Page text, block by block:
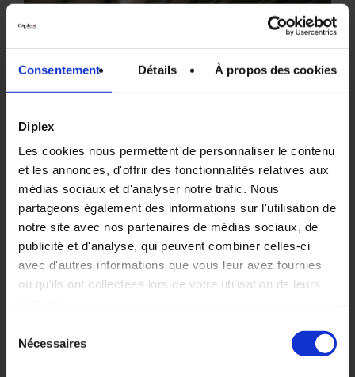
Consentement Détails À propos des cookies
Diplex
Les cookies nous permettent de personnaliser le contenu
et les annonces, d'offrir des fonctionnalités relatives aux
médias sociaux et d'analyser notre trafic. Nous
partageons également des informations sur l'utilisation de
notre site avec nos partenaires de médias sociaux, de
publicité et d'analyse, qui peuvent combiner celles-ci
avec d'autres informations que vous leur avez fournies
ou qu'ils ont collectées lors de votre utilisation de leurs
Nécessaires
Votre panier est vide.
Voir les produits